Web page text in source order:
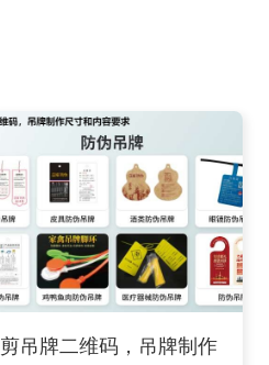
剪吊牌二维码，吊牌制作